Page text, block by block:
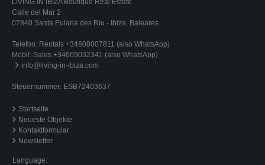
Calle del Mar 2
07840 Santa Eularia des Riu - Ibiza, Baleares
Telefon: Rentals +34608007811 (also WhatsApp)
Mobil: Sales +34669032341 (also WhatsApp)
info@living-in-ibiza.com
Steuernummer: ESB72403637
Startseite
Neueste Objekte
Kontaktformular
Newsletter
Language: